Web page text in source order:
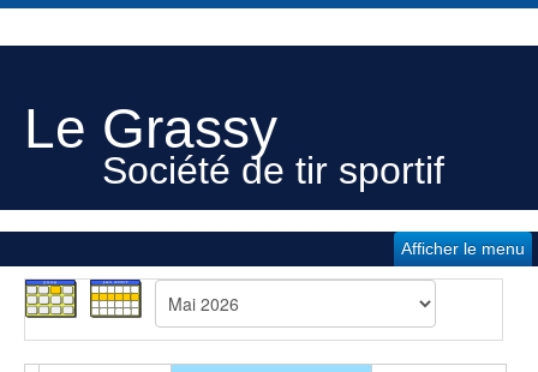
Le Grassy
Société de tir sportif
Afficher le menu